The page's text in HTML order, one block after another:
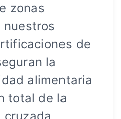
zonas
nuestros
de
la
alimentaria
total de la